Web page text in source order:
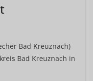
Bad Kreuznach)
Bad Kreuznach in